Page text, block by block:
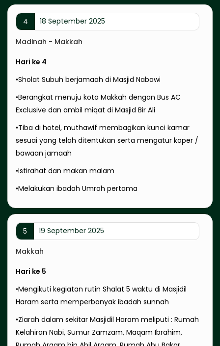
4 18 September 2025
Madinah - Makkah
Hari ke 4
•Sholat Subuh berjamaah di Masjid Nabawi
•Berangkat menuju kota Makkah dengan Bus AC
Exclusive dan ambil miqat di Masjid Bir Ali
•Tiba di hotel, muthawif membagikan kunci kamar
sesuai yang telah ditentukan serta mengatur koper /
bawaan jamaah
•Istirahat dan makan malam
•Melakukan ibadah Umroh pertama
5 19 September 2025
Makkah
Hari ke 5
•Mengikuti kegiatan rutin Shalat 5 waktu di Masjidil
Haram serta memperbanyak ibadah sunnah
•Ziarah dalam sekitar Masjidil Haram meliputi : Rumah
Kelahiran Nabi, Sumur Zamzam, Maqam Ibrahim,